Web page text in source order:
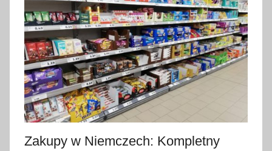
e
g
o
2
0
2
6
Zakupy w Niemczech: Kompletny